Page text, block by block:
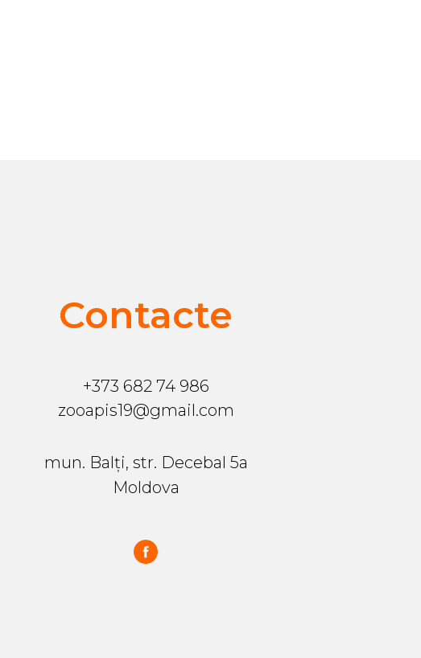
Contacte
+373 682 74 986
zooapis19@gmail.com
mun. Balți, str. Decebal 5a
Moldova